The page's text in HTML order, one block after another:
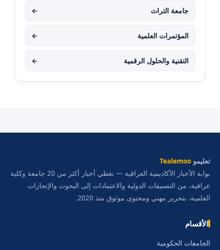
جامعة التراث ←
المؤتمرات العلمية ←
التقنية والحلول الرقمية ←
تعليمو Tealemoo
بوابة الأخبار الأكاديمية العراقية — نغطي أخبار أكثر من 20 جامعة وكلية
عراقية، من التصنيفات الدولية والاعتمادات إلى البحوث والإنجازات
العلمية، بتحرير مهني ومحتوى موثوق منذ 2020.
الأقسام
الجامعات الحكومية